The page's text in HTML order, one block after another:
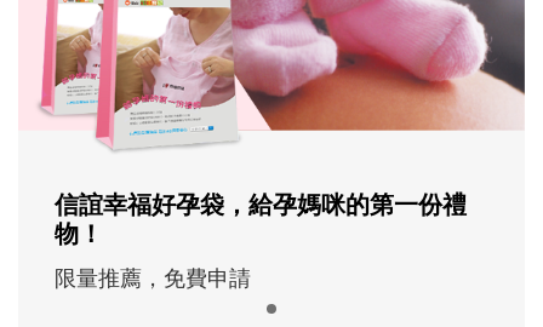
信誼幸福好孕袋，給孕媽咪的第一份禮
物！
限量推薦，免費申請